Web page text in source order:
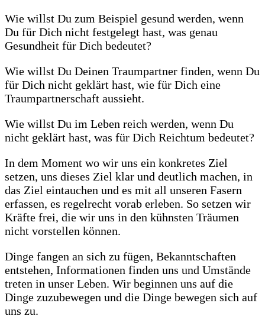
Wie willst Du zum Beispiel gesund werden, wenn
Du für Dich nicht festgelegt hast, was genau
Gesundheit für Dich bedeutet?
Wie willst Du Deinen Traumpartner finden, wenn Du
für Dich nicht geklärt hast, wie für Dich eine
Traumpartnerschaft aussieht.
Wie willst Du im Leben reich werden, wenn Du
nicht geklärt hast, was für Dich Reichtum bedeutet?
In dem Moment wo wir uns ein konkretes Ziel
setzen, uns dieses Ziel klar und deutlich machen, in
das Ziel eintauchen und es mit all unseren Fasern
erfassen, es regelrecht vorab erleben. So setzen wir
Kräfte frei, die wir uns in den kühnsten Träumen
nicht vorstellen können.
Dinge fangen an sich zu fügen, Bekanntschaften
entstehen, Informationen finden uns und Umstände
treten in unser Leben. Wir beginnen uns auf die
Dinge zuzubewegen und die Dinge bewegen sich auf
uns zu.